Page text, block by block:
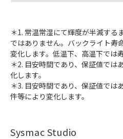
＊1. 常温常湿にて輝度が半減する
ではありません。バックライト寿
変化します。低温下、高温下では
＊2. 目安時間であり、保証値では
化します。
＊3. 目安時間であり、保証値では
件等により変化します。
Sysmac Studio